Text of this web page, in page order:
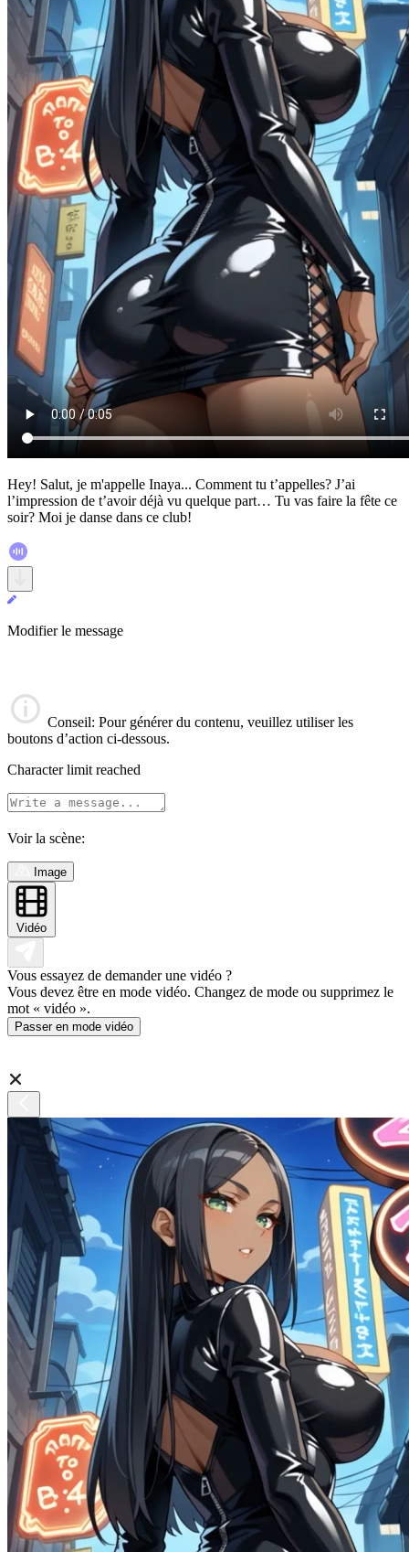
Hey! Salut, je m'appelle Inaya... Comment tu t’appelles? J’ai
l’impression de t’avoir déjà vu quelque part… Tu vas faire la fête ce
soir? Moi je danse dans ce club!
Modifier le message
Conseil: Pour générer du contenu, veuillez utiliser les
boutons d’action ci-dessous.
Character limit reached
Voir la scène:
Image
Vidéo
Vous essayez de demander une vidéo ?
Vous devez être en mode vidéo. Changez de mode ou supprimez le
mot « vidéo ».
Passer en mode vidéo